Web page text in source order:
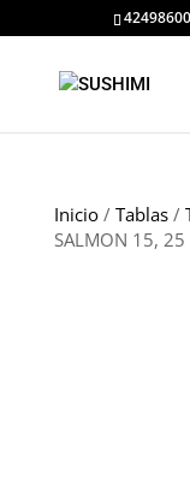
Inicio/ Tablas/
SALMON 15,